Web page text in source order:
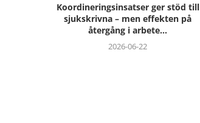
Koordineringsinsatser ger stöd till
sjukskrivna – men effekten på
återgång i arbete...
2026-06-22